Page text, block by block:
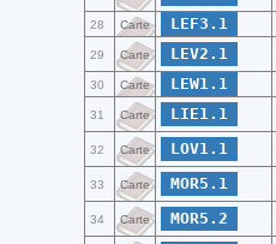
28 Carte LEF3.1
29 Carte LEV2.1
30 Carte LEW1.1
31 Carte LIE1.1
32 Carte LOV1.1
33 Carte MOR5.1
34 Carte MOR5.2